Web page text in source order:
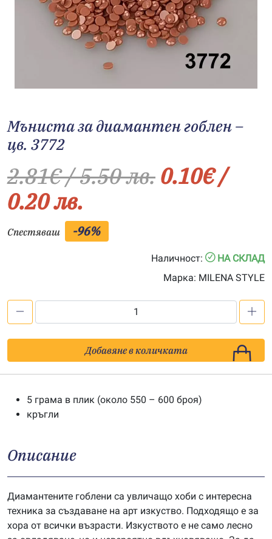
Мъниста за диамантен гоблен –
цв. 3772
2.81€/ 5.50 лв.0.10€/
0.20 лв.
Спестяваш -96%
Наличност:
НА СКЛАД
Марка: MILENA STYLE
за
диамантен
цв.
Добавяне в количката
5 грама в плик (около 550 – 600 броя)
кръгли
Описание
Диамантените гоблени са увличащо хоби с интересна
техника за създаване на арт изкуство. Подходящо е за
хора от всички възрасти. Изкуството е не само лесно